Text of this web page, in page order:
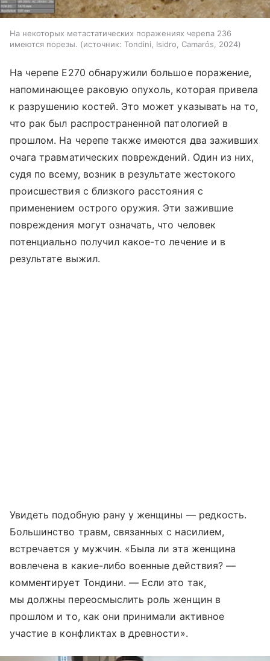
На некоторых метастатических поражениях черепа 236
имеются порезы.
источник: Tondini, Isidro, Camarós, 2024
На черепе E270 обнаружили большое поражение,
напоминающее раковую опухоль, которая привела
к разрушению костей. Это может указывать на то,
что рак был распространенной патологией в
прошлом. На черепе также имеются два заживших
очага травматических повреждений. Один из них,
судя по всему, возник в результате жестокого
происшествия с близкого расстояния с
применением острого оружия. Эти зажившие
повреждения могут означать, что человек
потенциально получил какое-то лечение и в
результате выжил.
Увидеть подобную ​​рану у женщины — редкость.
Большинство травм, связанных с насилием,
встречается у мужчин. «Была ли эта женщина
вовлечена в какие-либо военные действия? —
комментирует Тондини. — Если это так,
мы должны переосмыслить роль женщин в
прошлом и то, как они принимали активное
участие в конфликтах в древности».